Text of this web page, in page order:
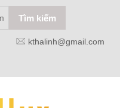
kthalinh@gmail.com